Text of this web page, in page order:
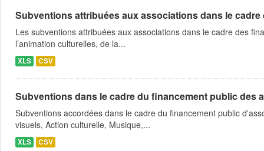
Subventions attribuées aux associations dans le
Les subventions attribuées aux associations dans le cadre des
l’animation culturelles, de la...
XLS CSV
Subventions dans le cadre du financement public des
Subventions accordées dans le cadre du financement public
visuels, Action culturelle, Musique,...
XLS CSV